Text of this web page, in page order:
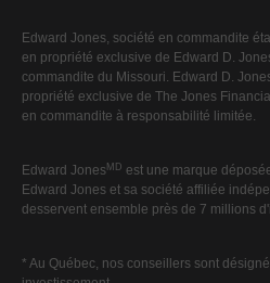
Edward Jones, société en commandite
en propriété exclusive de Edward D.
commandite du Missouri. Edward D.
propriété exclusive de The Jones
en commandite à responsabilité limitée.
Edward JonesMD est une marque
Edward Jones et sa société affiliée
desservent ensemble près de 7 millions
* Au Québec, nos conseillers sont